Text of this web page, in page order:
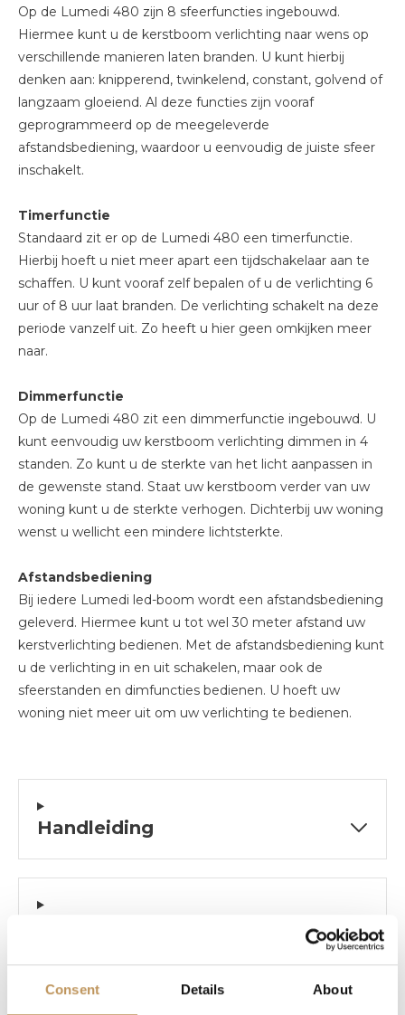
Consent Details About
Op de Lumedi 480 zijn 8 sfeerfuncties ingebouwd.
Hiermee kunt u de kerstboom verlichting naar wens op
verschillende manieren laten branden. U kunt hierbij
denken aan: knipperend, twinkelend, constant, golvend of
langzaam gloeiend. Al deze functies zijn vooraf
geprogrammeerd op de meegeleverde
afstandsbediening, waardoor u eenvoudig de juiste sfeer
inschakelt.
Timerfunctie
Standaard zit er op de Lumedi 480 een timerfunctie.
Hierbij hoeft u niet meer apart een tijdschakelaar aan te
schaffen. U kunt vooraf zelf bepalen of u de verlichting 6
uur of 8 uur laat branden. De verlichting schakelt na deze
periode vanzelf uit. Zo heeft u hier geen omkijken meer
naar.
Dimmerfunctie
Op de Lumedi 480 zit een dimmerfunctie ingebouwd. U
kunt eenvoudig uw kerstboom verlichting dimmen in 4
standen. Zo kunt u de sterkte van het licht aanpassen in
de gewenste stand. Staat uw kerstboom verder van uw
woning kunt u de sterkte verhogen. Dichterbij uw woning
wenst u wellicht een mindere lichtsterkte.
Afstandsbediening
Bij iedere Lumedi led-boom wordt een afstandsbediening
geleverd. Hiermee kunt u tot wel 30 meter afstand uw
kerstverlichting bedienen. Met de afstandsbediening kunt
u de verlichting in en uit schakelen, maar ook de
sfeerstanden en dimfuncties bedienen. U hoeft uw
woning niet meer uit om uw verlichting te bedienen.
Handleiding